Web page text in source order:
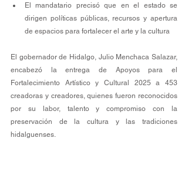
El mandatario precisó que en el estado se
dirigen políticas públicas, recursos y apertura
de espacios para fortalecer el arte y la cultura
El gobernador de Hidalgo, Julio Menchaca Salazar,
encabezó la entrega de Apoyos para el
Fortalecimiento Artístico y Cultural 2025 a 453
creadoras y creadores, quienes fueron reconocidos
por su labor, talento y compromiso con la
preservación de la cultura y las tradiciones
hidalguenses.